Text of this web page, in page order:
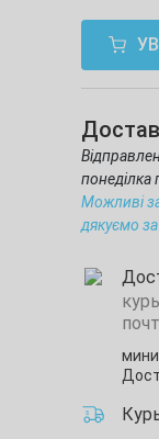
Можливі
дякуємо